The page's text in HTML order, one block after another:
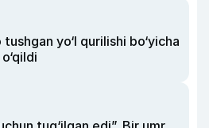
yo‘l qurilishi bo‘yicha